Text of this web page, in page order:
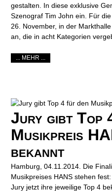
gestalten. In diese exklusive
Szenograf Tim John ein. Für
26. November, in der
an, die in acht Kategorien
... MEHR ...
Jury gibt Top
Musikpreis
bekannt
Hamburg, 04.11.2014. Die
Musikpreises HANS stehen
Jury jetzt ihre jeweilige Top 4